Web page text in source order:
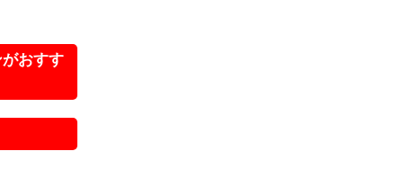
おすす